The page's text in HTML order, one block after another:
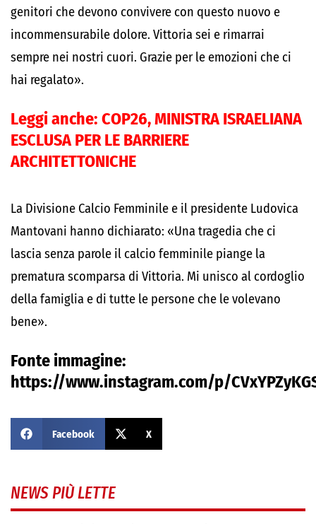
genitori che devono convivere con questo nuovo e
incommensurabile dolore. Vittoria sei e rimarrai
sempre nei nostri cuori. Grazie per le emozioni che ci
hai regalato».
Leggi anche: COP26, MINISTRA ISRAELIANA
ESCLUSA PER LE BARRIERE
ARCHITETTONICHE
La Divisione Calcio Femminile e il presidente Ludovica
Mantovani hanno dichiarato: «Una tragedia che ci
lascia senza parole il calcio femminile piange la
prematura scomparsa di Vittoria. Mi unisco al cordoglio
della famiglia e di tutte le persone che le volevano
bene».
Fonte immagine:
https://www.instagram.com/p/
Facebook X
NEWS PIÙ LETTE